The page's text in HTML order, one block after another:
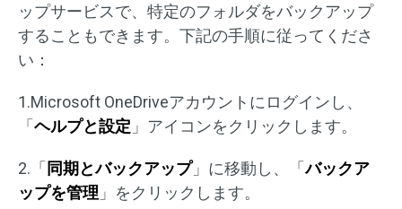
ップサービスで、特定のフォルダをバックアップ
することもできます。下記の手順に従ってくださ
い：
1.Microsoft OneDriveアカウントにログインし、
「ヘルプと設定 」アイコンをクリックします。
2.「同期とバックアップ」に移動し、「バックア
ップを管理 」をクリックします。